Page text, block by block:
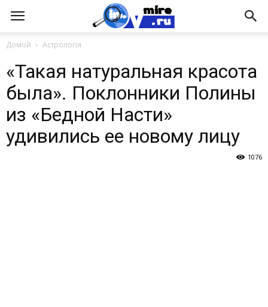
Домой Астрологія
«Такая натуральная красота
была». Поклонники Полины
из «Бедной Насти»
удивились ее новому лицу
1076